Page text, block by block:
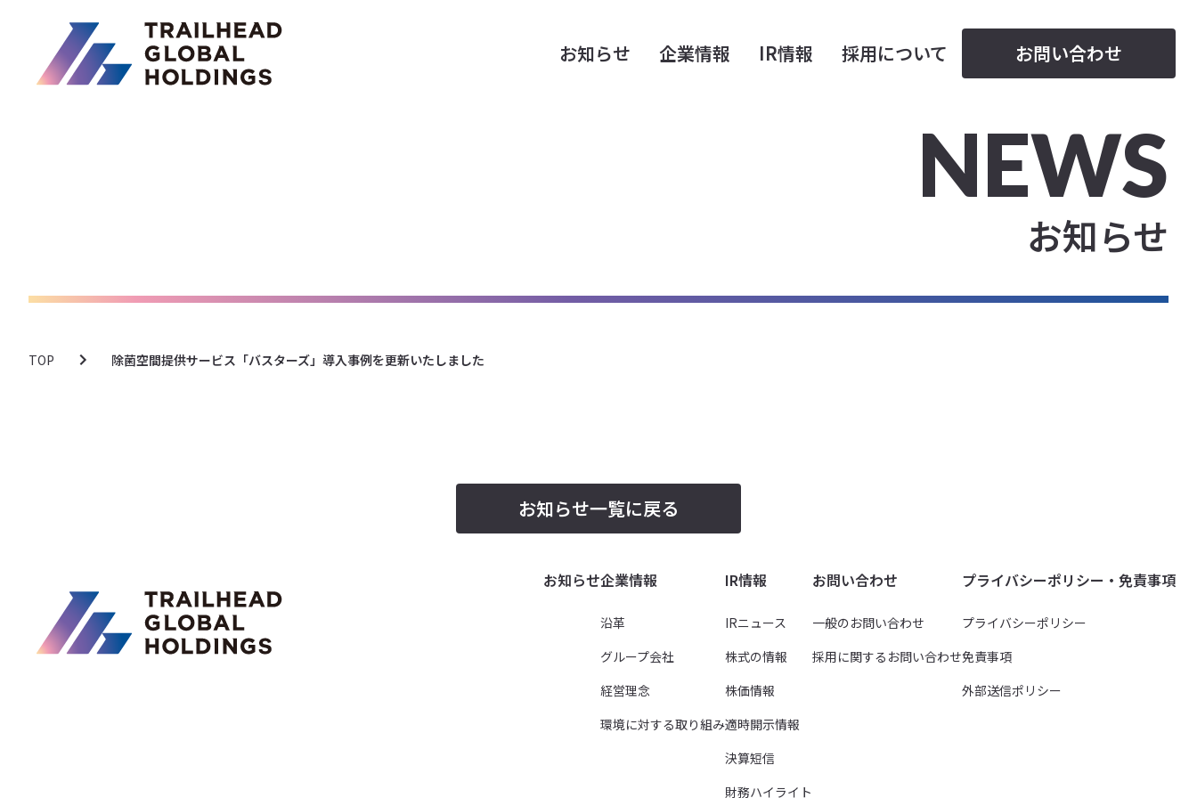
お知らせ 企業情報 IR情報 採用について お問い合わせ
NEWS
お知らせ
TOP 除菌空間提供サービス「バスターズ」導入事例を更新いたしました
お知らせ一覧に戻る
お知らせ企業情報
沿革
グループ会社
経営理念
環境に対する取り組み
IR情報
IRニュース
株式の情報
株価情報
適時開示情報
決算短信
財務ハイライト
お問い合わせ
一般のお問い合わせ
採用に関するお問い合わせ
プライバシーポリシー・免責事項
プライバシーポリシー
免責事項
外部送信ポリシー